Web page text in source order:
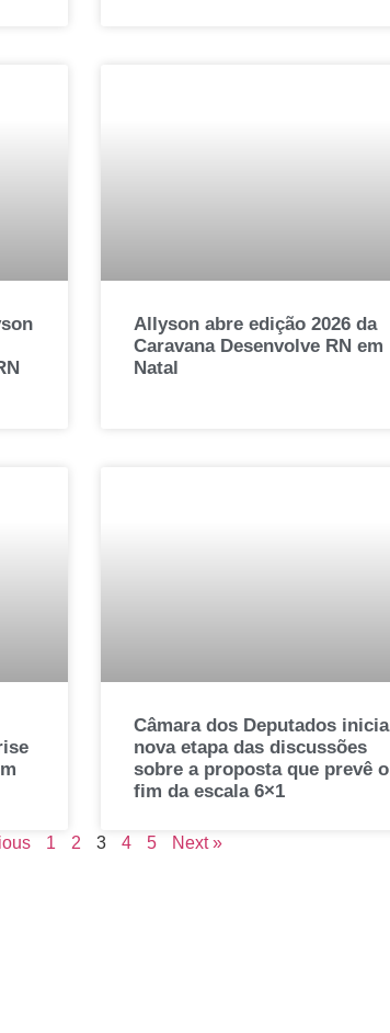
Allyson abre edição 2026 da
Caravana Desenvolve RN em
Natal
Câmara dos Deputados inicia
nova etapa das discussões
sobre a proposta que prevê o
fim da escala 6×1
1 2 3 4 5 Next »